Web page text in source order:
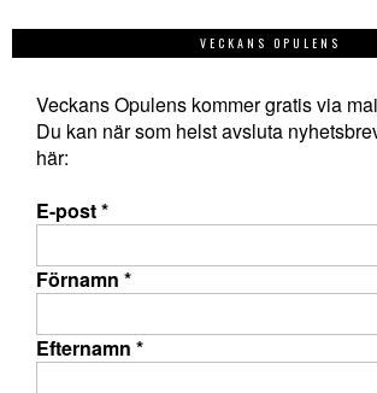
VECKANS OPULENS
Veckans Opulens kommer gratis via
Du kan när som helst avsluta
här:
E-post*
Förnamn *
Efternamn *